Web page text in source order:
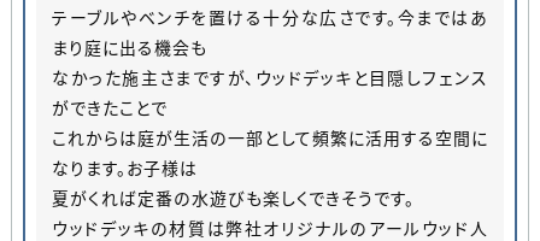
テーブルやベンチを置ける十分な広さです。今まではあ
まり庭に出る機会も
なかった施主さまですが、ウッドデッキと目隠しフェンス
ができたことで
これからは庭が生活の一部として頻繁に活用する空間に
なります。お子様は
夏がくれば定番の水遊びも楽しくできそうです。
ウッドデッキの材質は弊社オリジナルのアールウッド人